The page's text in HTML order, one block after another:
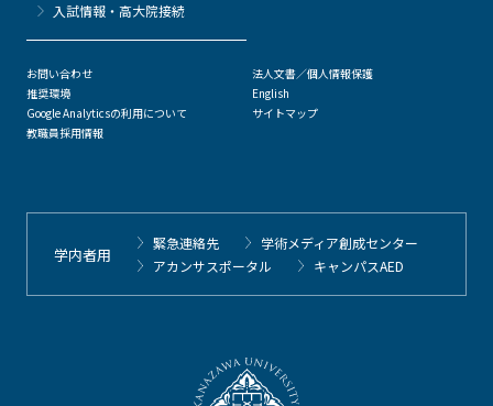
⼊試情報・高大院接続
お問い合わせ
推奨環境
Google Analyticsの利用について
教職員採用情報
法人文書／個人情報保護
English
サイトマップ
学内者用
緊急連絡先
学術メディア創成センター
アカンサスポータル
キャンパスAED